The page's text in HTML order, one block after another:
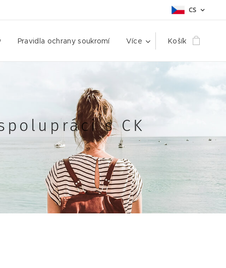
CS
Pravidla ochrany soukromí Více Košík
s CK